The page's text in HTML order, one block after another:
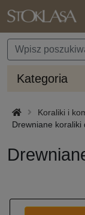
Kategoria
Koraliki i
Drewniane koraliki